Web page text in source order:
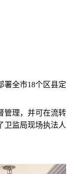
署全市18个区县定
管理，并可在流转
卫监局现场执法人